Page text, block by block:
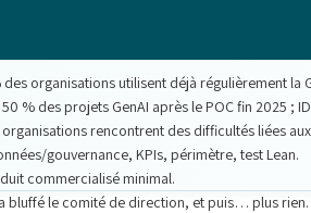
organisations utilisent déjà régulièrement la
% des projets GenAI après le POC fin 2025 ;
rencontrent des difficultés liées
gouvernance, KPIs, périmètre, test Lean.
commercialisé minimal.
le comité de direction, et puis… plus